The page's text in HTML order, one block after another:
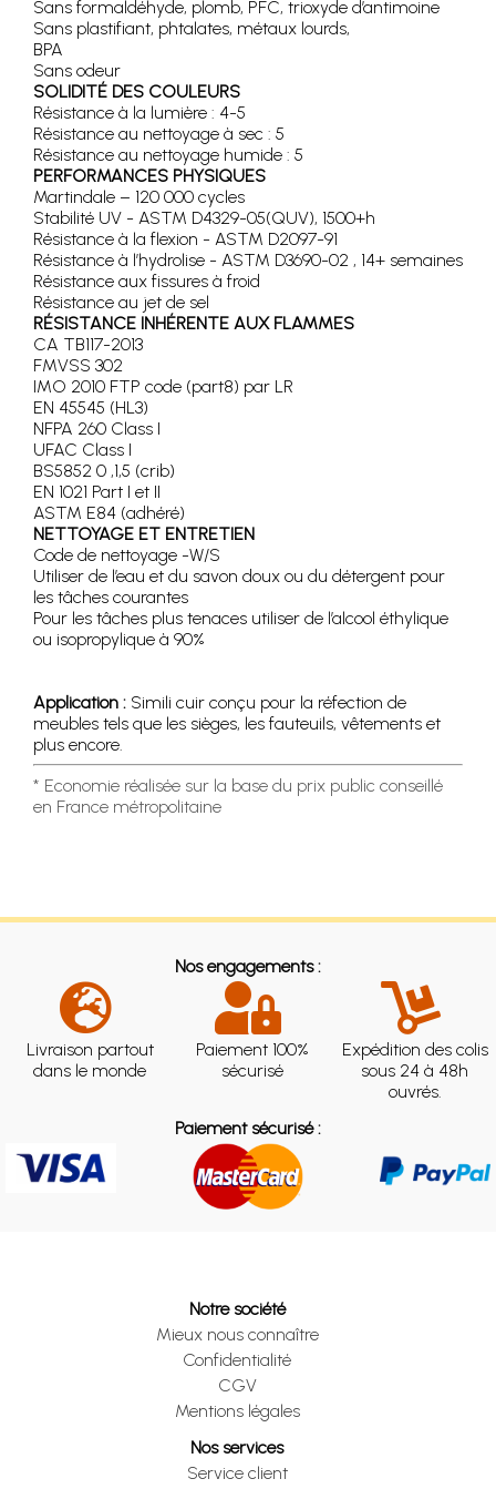
Sans formaldéhyde, plomb, PFC, trioxyde d’antimoine
Sans plastifiant, phtalates, métaux lourds,
BPA
Sans odeur
SOLIDITÉ DES COULEURS
Résistance à la lumière : 4-5
Résistance au nettoyage à sec : 5
Résistance au nettoyage humide : 5
PERFORMANCES PHYSIQUES
Martindale – 120 000 cycles
Stabilité UV - ASTM D4329-05(QUV), 1500+h
Résistance à la flexion - ASTM D2097-91
Résistance à l’hydrolise - ASTM D3690-02 , 14+ semaines
Résistance aux fissures à froid
Résistance au jet de sel
RÉSISTANCE INHÉRENTE AUX FLAMMES
CA TB117-2013
FMVSS 302
IMO 2010 FTP code (part8) par LR
EN 45545 (HL3)
NFPA 260 Class I
UFAC Class I
BS5852 0 ,1,5 (crib)
EN 1021 Part I et II
ASTM E84 (adhéré)
NETTOYAGE ET ENTRETIEN
Code de nettoyage -W/S
Utiliser de l’eau et du savon doux ou du détergent pour
les tâches courantes
Pour les tâches plus tenaces utiliser de l’alcool éthylique
ou isopropylique à 90%
Application : Simili cuir conçu pour la réfection de
meubles tels que les sièges, les fauteuils, vêtements et
plus encore.
* Economie réalisée sur la base du prix public conseillé
en France métropolitaine
Nos engagements :
Livraison partout
dans le monde
Paiement 100%
sécurisé
Expédition des colis
sous 24 à 48h
ouvrés.
Paiement sécurisé :
Notre société
Mieux nous connaître
Confidentialité
CGV
Mentions légales
Nos services
Service client